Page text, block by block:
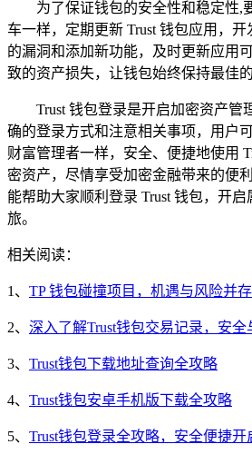
为了保证钱包的安全性和稳定性,
车一样，定期更新 Trust 钱包应用，
的漏洞和添加新功能，及时更新应用
致的资产损失，让钱包始终保持最佳
Trust 钱包登录是开启加密资产管
确的登录方式和注意相关事项，用户
财富管理者一样，安全、便捷地使用
密资产，尽情享受加密金融带来的便
能帮助大家顺利登录 Trust 钱包，开
旅。
相关阅读：
1、 TP 钱包碰撞项目，机遇与风险并
2、 深入了解Trust钱包交易记录，安
3、 Trust钱包下载地址查询全攻略
4、 Trust钱包安卓手机版下载全攻略
5、 Trust钱包登录全攻略，安全便捷开